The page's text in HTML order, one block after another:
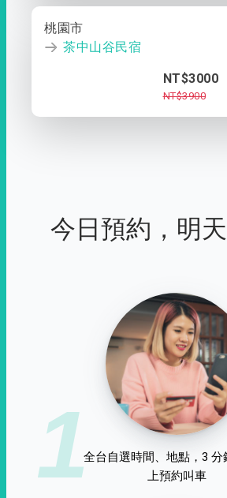
桃園市
茶中山谷民宿
NT$3000
NT$3900
今日預約，明天
1全台自選時間、地點，3 分
上預約叫車